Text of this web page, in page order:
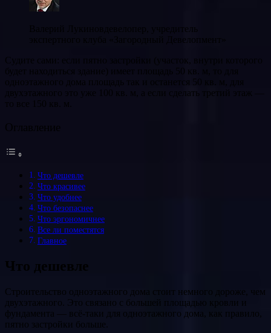
Валерий Лукиновдевелопер, учредитель
экспертного клуба «Загородный Девелопмент»
Судите сами: если пятно застройки (участок, внутри которого
будет находиться здание) имеет площадь 50 кв. м, то для
одноэтажного дома площадь так и останется 50 кв. м, для
двухэтажного это уже 100 кв. м, а если сделать третий этаж —
то все 150 кв. м.
Оглавление
Что дешевле
Что красивее
Что удобнее
Что безопаснее
Что эргономичнее
Все ли поместятся
Главное
Что дешевле
Строительство одноэтажного дома стоит немного дороже, чем
двухэтажного. Это связано с большей площадью кровли и
фундамента — всё-таки для одноэтажного дома, как правило,
пятно застройки больше.